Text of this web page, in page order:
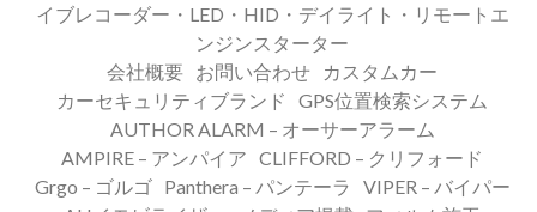
イブレコーダー・LED・HID・デイライト・リモートエ
ンジンスターター
会社概要
お問い合わせ
カスタムカー
カーセキュリティブランド
GPS位置検索システム
AUTHOR ALARM – オーサーアラーム
AMPIRE – アンパイア CLIFFORD – クリフォード
Grgo – ゴルゴ
Panthera – パンテーラ
VIPER – バイパー